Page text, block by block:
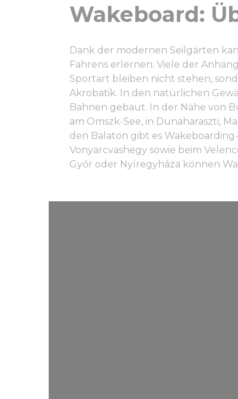
Wakeboard:
Dank der modernen Seilgärten
Fahrens erlernen. Viele der
Sportart bleiben nicht stehen,
Akrobatik. In den natürlichen
Bahnen gebaut. In der Nähe von
am Omszk-See, in Dunaharaszti,
den Balaton gibt es
Vonyarcvashegy sowie beim
Győr oder Nyíregyháza können